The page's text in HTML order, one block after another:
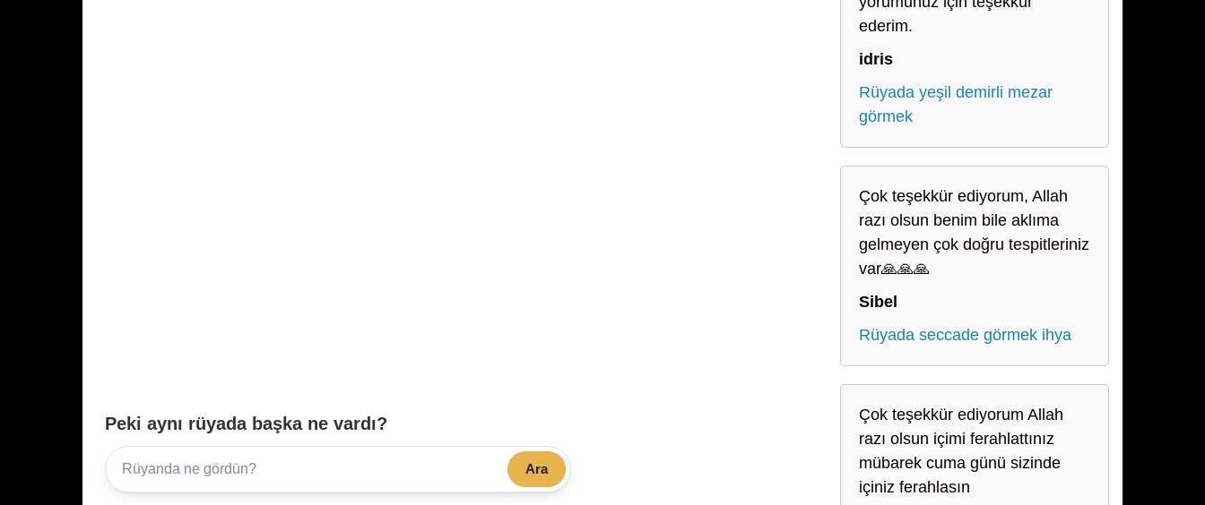
Peki aynı rüyada başka ne vardı?
Ara
ederim.
idris
Rüyada yeşil demirli mezar
görmek
Çok teşekkür ediyorum, Allah
razı olsun benim bile aklıma
gelmeyen çok doğru tespitleriniz
var🙏🙏🙏
Sibel
Rüyada seccade görmek ihya
Çok teşekkür ediyorum Allah
razı olsun içimi ferahlattınız
mübarek cuma günü sizinde
içiniz ferahlasın